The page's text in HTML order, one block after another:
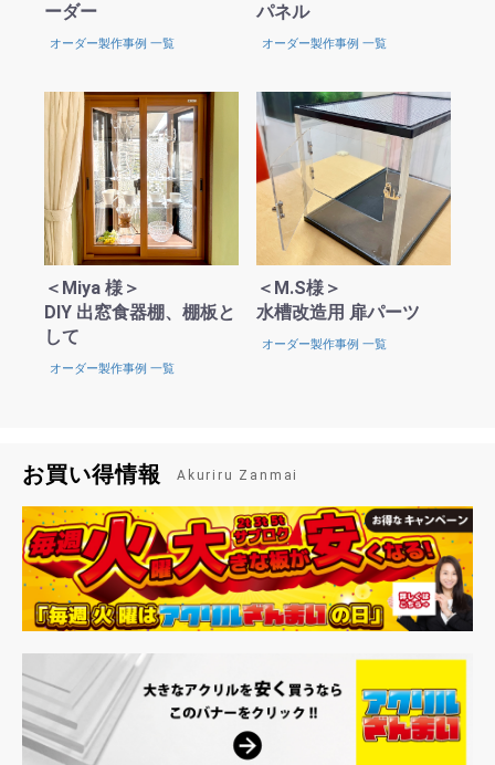
ーダー
オーダー製作事例 一覧
パネル
オーダー製作事例 一覧
＜Miya 様＞
DIY 出窓食器棚、棚板と
して
オーダー製作事例 一覧
＜M.S様＞
水槽改造用 扉パーツ
オーダー製作事例 一覧
お買い得情報 Akuriru Zanmai